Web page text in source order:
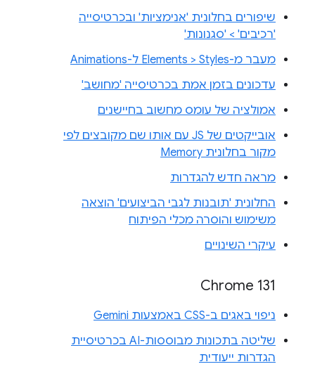
שיפורים בחלונית 'אנימציות' ובכרטיסייה
'רכיבים' > 'סגנונות'
מעבר מ-Elements > Styles ל-Animations
עדכונים בזמן אמת בכרטיסייה 'מחושב'
אמולציה של עומס מחשוב בחיישנים
אובייקטים של JS עם אותו שם מקובצים לפי
מקור בחלונית Memory
מראה חדש להגדרות
החלונית 'תובנות לגבי הביצועים' הוצאה
משימוש והוסרה מכלי הפיתוח
עיקרי השינויים
Chrome 131
ניפוי באגים ב-CSS באמצעות Gemini
שליטה בתכונות מבוססות-AI בכרטיסיית
הגדרות ייעודית